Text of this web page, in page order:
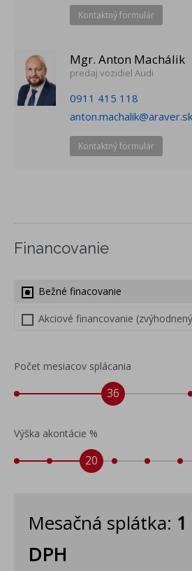
Kontaktný formulár
Mgr. Anton Machálik
predaj vozidiel Audi
0911 415 118
anton.machalik@araver.sk
Kontaktný formulár
Financovanie
Bežné finacovanie
Akciové financovanie
Počet mesiacov splácania
36
Výška akontácie %
20
Mesačná splátka:
DPH